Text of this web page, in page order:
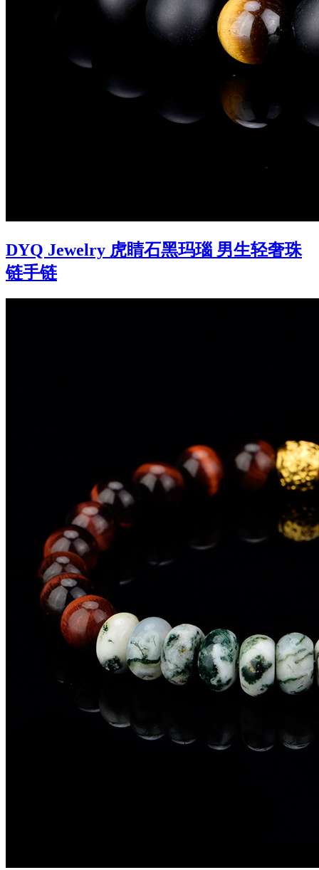
DYQ Jewelry 虎睛石黑玛瑙 男生轻奢珠
链手链